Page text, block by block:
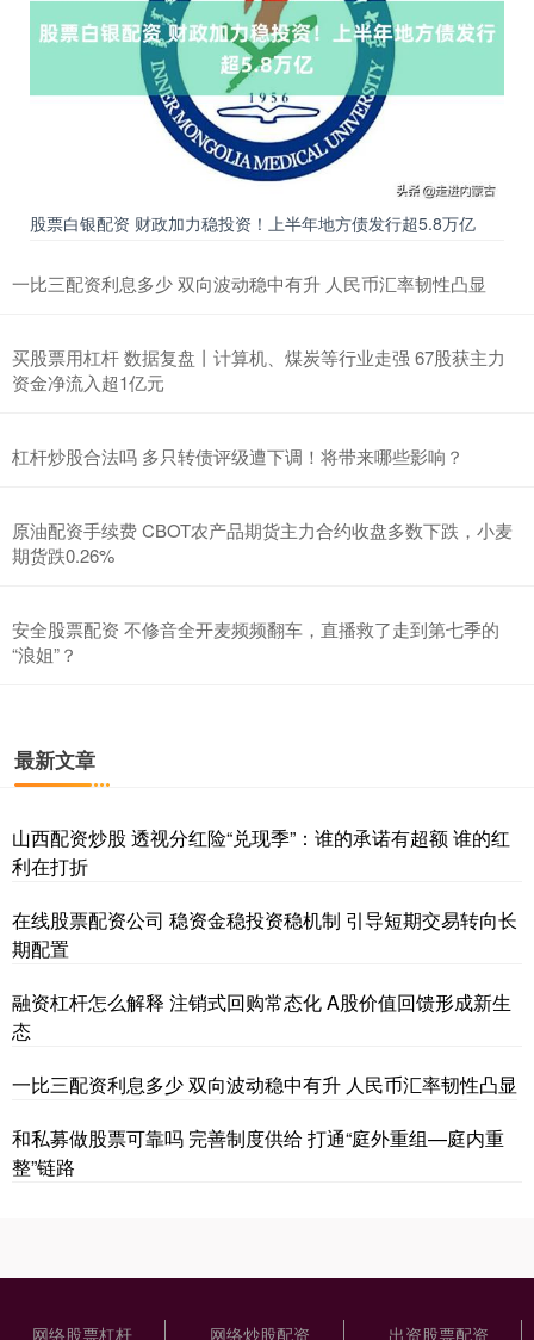
股票白银配资 财政加力稳投资！上半年地方债发行超5.8万亿
一比三配资利息多少 双向波动稳中有升 人民币汇率韧性凸显
买股票用杠杆 数据复盘丨计算机、煤炭等行业走强 67股获主力
资金净流入超1亿元
杠杆炒股合法吗 多只转债评级遭下调！将带来哪些影响？
原油配资手续费 CBOT农产品期货主力合约收盘多数下跌，小麦
期货跌0.26%
安全股票配资 不修音全开麦频频翻车，直播救了走到第七季的
“浪姐”？
最新文章
山西配资炒股 透视分红险“兑现季”：谁的承诺有超额 谁的红
利在打折
在线股票配资公司 稳资金稳投资稳机制 引导短期交易转向长
期配置
融资杠杆怎么解释 注销式回购常态化 A股价值回馈形成新生
态
一比三配资利息多少 双向波动稳中有升 人民币汇率韧性凸显
和私募做股票可靠吗 完善制度供给 打通“庭外重组—庭内重
整”链路
网络股票杠杆 网络炒股配资 出资股票配资